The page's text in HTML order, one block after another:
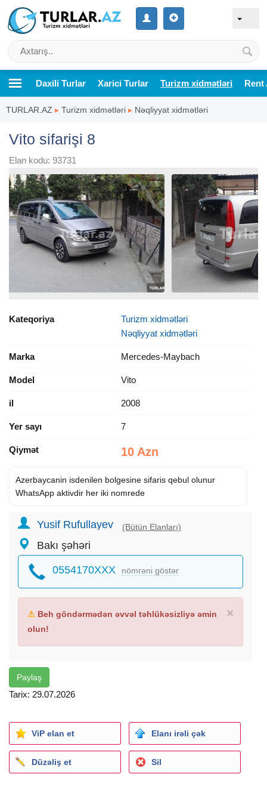
Daxili Turlar Xarici Turlar Turizm xidmətləri Rent
TURLAR.AZ ▸ Turizm xidmətləri ▸ Nəqliyyat xidmətləri
Vito sifarişi 8
Elan kodu: 93731
Kateqoriya
Turizm xidmətləri
Nəqliyyat xidmətləri
Marka Mercedes-Maybach
Model Vito
il 2008
Yer sayı 7
Qiymət 10 Azn
Azerbaycanin isdenilen bolgesine sifaris qebul olunur
WhatsApp aktivdir her iki nomrede
Yusif Rufullayev (Bütün Elanları)
Bakı şəhəri
0554170XXX nömrəni göstər
×
⚠ Beh göndərmədən əvvəl təhlükəsizliyə əmin
olun!
Paylaş
Tarix: 29.07.2026
ViP elan et Elanı irəli çək
Düzəliş et Sil